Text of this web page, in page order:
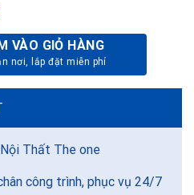
VÀO GIỎ HÀNG
Thất The one
công trình, phục vụ 24/7